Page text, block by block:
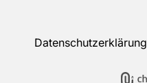
Datenschutzerklärung